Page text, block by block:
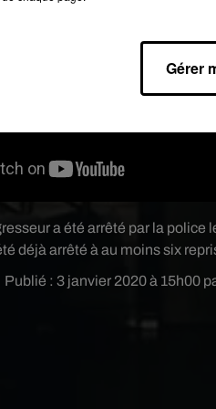
Publié : 3 janvier 2020 à 15h00
a été arrêté par la
déjà arrêté à au moins six
Gérer